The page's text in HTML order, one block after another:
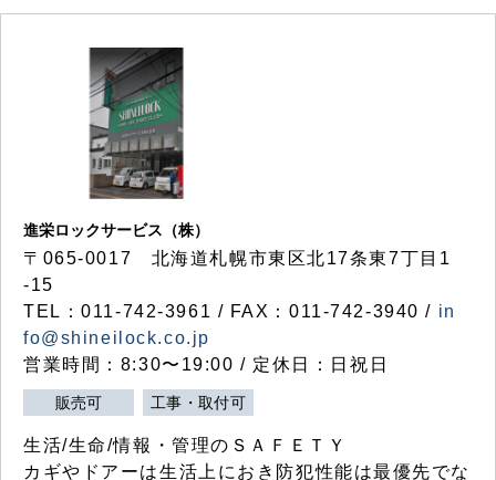
進栄ロックサービス（株）
〒065-0017 北海道札幌市東区北17条東7丁目1
-15
TEL：011-742-3961 / FAX：011-742-3940 / in
fo@shineilock.co.jp
営業時間：8:30〜19:00 / 定休日：日祝日
販売可 工事・取付可
生活/生命/情報・管理のＳＡＦＥＴＹ
カギやドアーは生活上におき防犯性能は最優先でな